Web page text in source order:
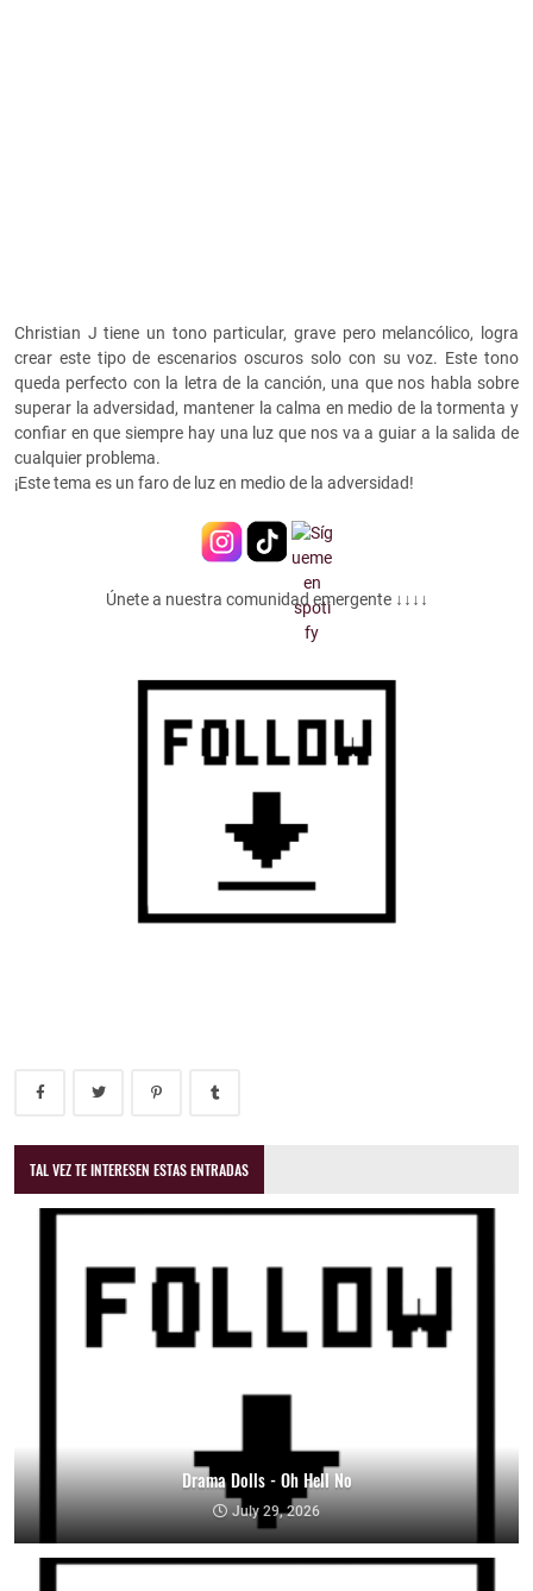
Christian J tiene un tono particular, grave pero melancólico, logra
crear este tipo de escenarios oscuros solo con su voz. Este tono
queda perfecto con la letra de la canción, una que nos habla sobre
superar la adversidad, mantener la calma en medio de la tormenta y
confiar en que siempre hay una luz que nos va a guiar a la salida de
cualquier problema.
¡Este tema es un faro de luz en medio de la adversidad!
Únete a nuestra comunidad emergente ↓↓↓↓
TAL VEZ TE INTERESEN ESTAS ENTRADAS
Drama Dolls - Oh Hell No
July 29, 2026